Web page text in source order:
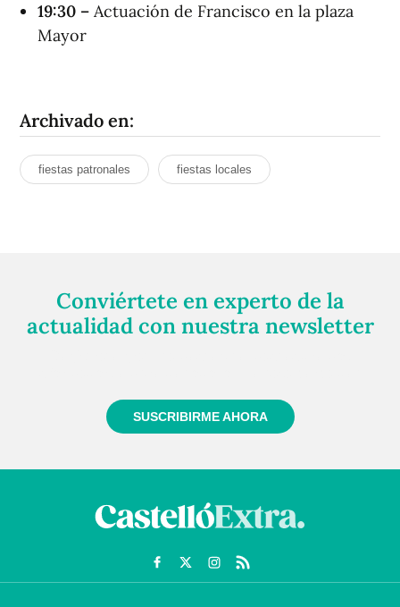
19:30 – Actuación de Francisco en la plaza
Mayor
Archivado en:
fiestas patronales fiestas locales
Conviértete en experto de la
actualidad con nuestra newsletter
SUSCRIBIRME AHORA